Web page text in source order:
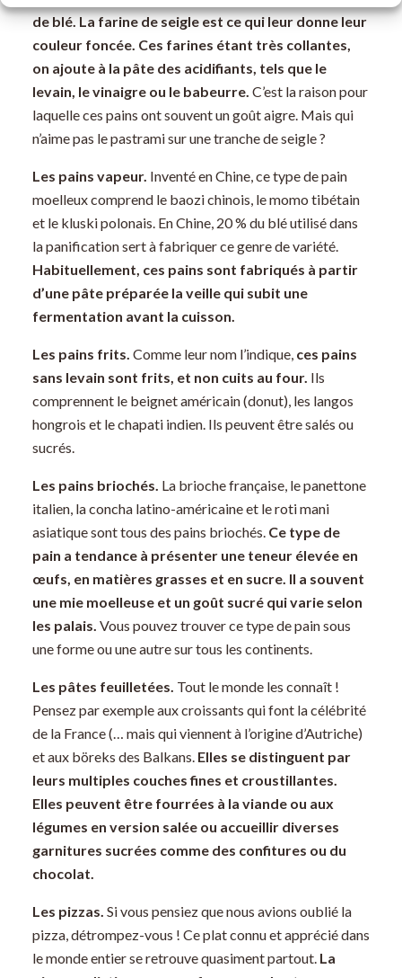
de blé. La farine de seigle est ce qui leur donne leur
couleur foncée. Ces farines étant très collantes,
on ajoute à la pâte des acidifiants, tels que le
levain, le vinaigre ou le babeurre. C’est la raison pour
laquelle ces pains ont souvent un goût aigre. Mais qui
n’aime pas le pastrami sur une tranche de seigle ?
Les pains vapeur. Inventé en Chine, ce type de pain
moelleux comprend le baozi chinois, le momo tibétain
et le kluski polonais. En Chine, 20 % du blé utilisé dans
la panification sert à fabriquer ce genre de variété.
Habituellement, ces pains sont fabriqués à partir
d’une pâte préparée la veille qui subit une
fermentation avant la cuisson.
Les pains frits. Comme leur nom l’indique, ces pains
sans levain sont frits, et non cuits au four. Ils
comprennent le beignet américain (donut), les langos
hongrois et le chapati indien. Ils peuvent être salés ou
sucrés.
Les pains briochés. La brioche française, le panettone
italien, la concha latino-américaine et le roti mani
asiatique sont tous des pains briochés. Ce type de
pain a tendance à présenter une teneur élevée en
œufs, en matières grasses et en sucre. Il a souvent
une mie moelleuse et un goût sucré qui varie selon
les palais. Vous pouvez trouver ce type de pain sous
une forme ou une autre sur tous les continents.
Les pâtes feuilletées. Tout le monde les connaît !
Pensez par exemple aux croissants qui font la célébrité
de la France (… mais qui viennent à l’origine d’Autriche)
et aux böreks des Balkans. Elles se distinguent par
leurs multiples couches fines et croustillantes.
Elles peuvent être fourrées à la viande ou aux
légumes en version salée ou accueillir diverses
garnitures sucrées comme des confitures ou du
chocolat.
Les pizzas. Si vous pensiez que nous avions oublié la
pizza, détrompez-vous ! Ce plat connu et apprécié dans
le monde entier se retrouve quasiment partout. La